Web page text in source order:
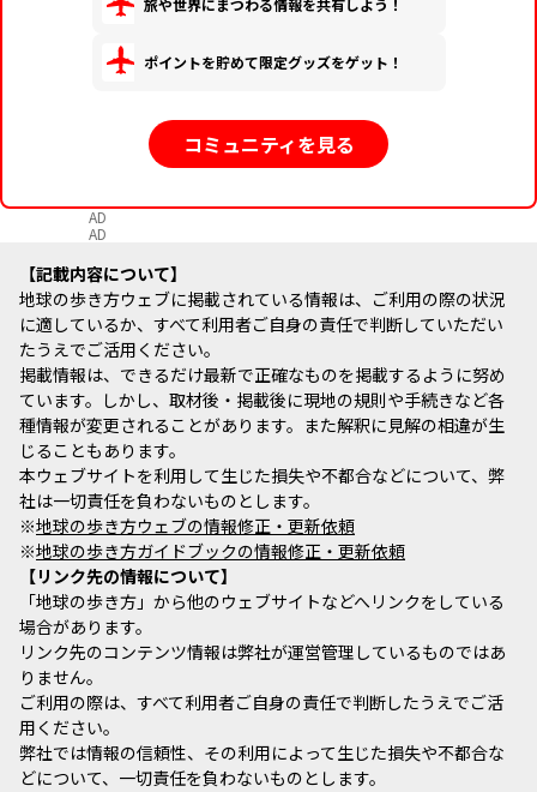
旅や世界にまつわる情報を共有しよう！
ポイントを貯めて限定グッズをゲット！
コミュニティを見る
AD
AD
記載内容について
地球の歩き方ウェブに掲載されている情報は、ご利用の際の状況
に適しているか、すべて利用者ご自身の責任で判断していただい
たうえでご活用ください。
掲載情報は、できるだけ最新で正確なものを掲載するように努め
ています。しかし、取材後・掲載後に現地の規則や手続きなど各
種情報が変更されることがあります。また解釈に見解の相違が生
じることもあります。
本ウェブサイトを利用して生じた損失や不都合などについて、弊
社は一切責任を負わないものとします。
※地球の歩き方ウェブの情報修正・更新依頼
※地球の歩き方ガイドブックの情報修正・更新依頼
リンク先の情報について
「地球の歩き方」から他のウェブサイトなどへリンクをしている
場合があります。
リンク先のコンテンツ情報は弊社が運営管理しているものではあ
りません。
ご利用の際は、すべて利用者ご自身の責任で判断したうえでご活
用ください。
弊社では情報の信頼性、その利用によって生じた損失や不都合な
どについて、一切責任を負わないものとします。